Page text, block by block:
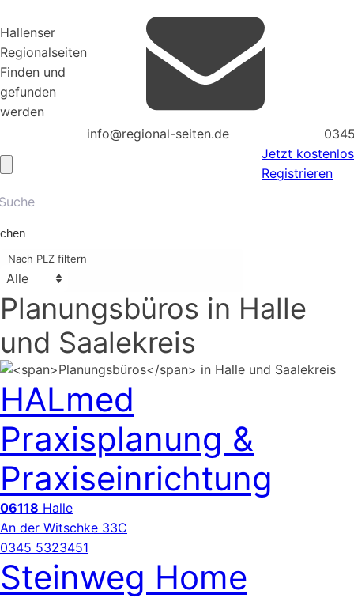
Hallenser
Regionalseiten
Finden und
gefunden
werden
info@regional-seiten.de
Jetzt kostenlos
Registrieren
Nach PLZ filtern
Planungsbüros in Halle
und Saalekreis
HALmed
Praxisplanung &
Praxiseinrichtung
06118 Halle
An der Witschke 33C
0345 5323451
Steinweg Home